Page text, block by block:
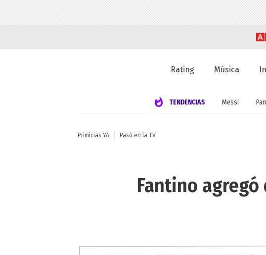
Rating Música
TENDENCIAS Messi
Primicias YA Pasó en la TV
Fantino